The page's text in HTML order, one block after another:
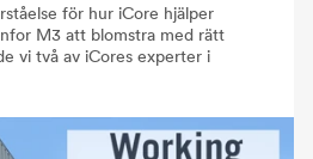
för hur iCore hjälper
M3 att blomstra med rätt
vi två av iCores experter i